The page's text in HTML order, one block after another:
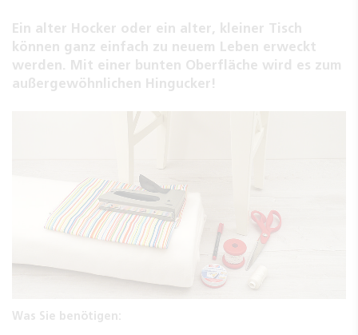
Ein alter Hocker oder ein alter, kleiner Tisch
können ganz einfach zu neuem Leben erweckt
werden. Mit einer bunten Oberfläche wird es zum
außergewöhnlichen Hingucker!
Was Sie benötigen: